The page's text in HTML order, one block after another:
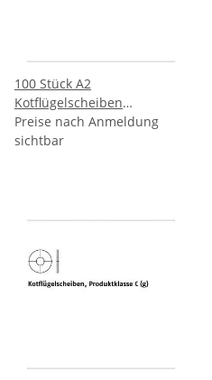
100 Stück A2
Kotflügelscheiben
Produktklasse C (g)
8,4x30x1,5 mm
Preise nach Anmeldung
sichtbar